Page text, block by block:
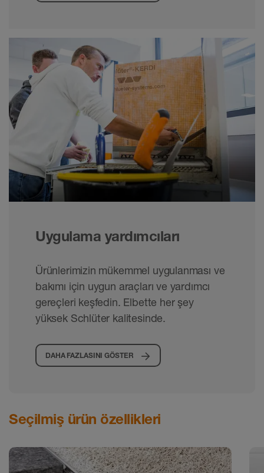
Uygulama yardımcıları
Ürünlerimizin mükemmel uygulanması ve
bakımı için uygun araçları ve yardımcı
gereçleri keşfedin. Elbette her şey
yüksek Schlüter kalitesinde.
DAHA FAZLASINI GÖSTER
Seçilmiş ürün özellikleri